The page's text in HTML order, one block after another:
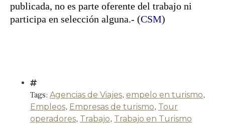
publicada, no es parte oferente del trabajo ni
participa en selección alguna.- (CSM)
Tags: Agencias de Viajes, empelo en turismo,
Empleos, Empresas de turismo, Tour
operadores, Trabajo, Trabajo en Turismo